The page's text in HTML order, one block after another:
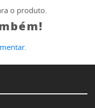
o produto.